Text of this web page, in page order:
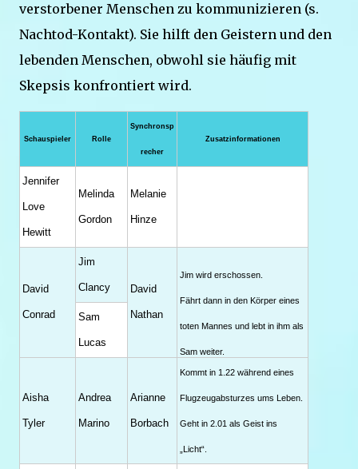
verstorbener Menschen zu kommunizieren (s.
Nachtod-Kontakt). Sie hilft den Geistern und den
lebenden Menschen, obwohl sie häufig mit
Skepsis konfrontiert wird.
Schauspieler Rolle
Synchronsp
recher
Zusatzinformationen
Jennifer
Love
Hewitt
Melinda
Gordon
Melanie
Hinze
David
Conrad
Jim
Clancy David
Nathan
Jim wird erschossen.
Fährt dann in den Körper eines
toten Mannes und lebt in ihm als
Sam weiter.
Sam
Lucas
Aisha
Tyler
Andrea
Marino
Arianne
Borbach
Kommt in 1.22 während eines
Flugzeugabsturzes ums Leben.
Geht in 2.01 als Geist ins
„Licht“.